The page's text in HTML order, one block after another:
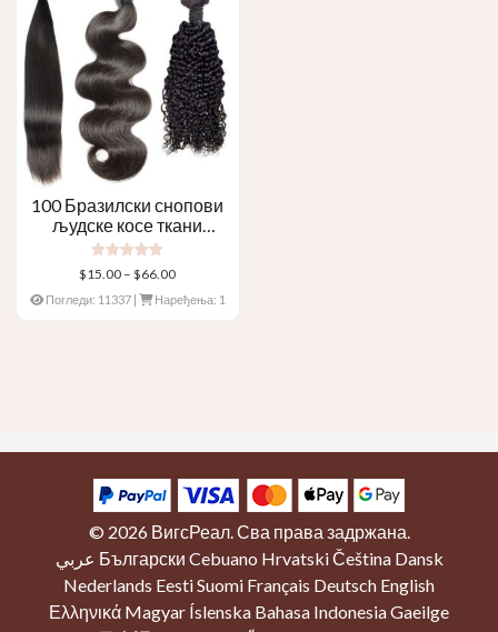
100 Бразилски снопови
људске косе ткани
бразилска потка – Право,
Боди Ваве, Цурли
Оцењено
5.00
оут оф 5
$15.00 – $66.00Распон
цена:
$15.00
Погледи: 11337| Наређења: 1
Категорије производа
Перика од чипке(6)
4к4 Лаце Цлосуре(1)
Ткање људске косе(1)
© 2026 ВигсРеал. Сва права задржана.
عربي Български Cebuano HrvatskiČeština Dansk
Nederlands EestiSuomi Français Deutsch English
Ελληνικά Magyar Íslenska Bahasa IndonesiaGaeilge